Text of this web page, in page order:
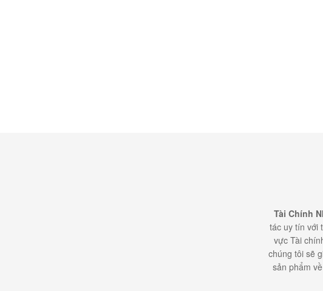
Tài Chính
tác uy tín với
vực Tài
chúng tôi sẽ
sản phẩm